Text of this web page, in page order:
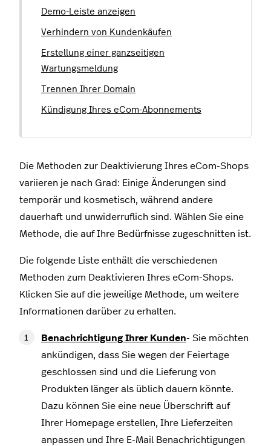
Demo-Leiste anzeigen
Verhindern von Kundenkäufen
Erstellung einer ganzseitigen
Wartungsmeldung
Trennen Ihrer Domain
Kündigung Ihres eCom-Abonnements
Die Methoden zur Deaktivierung Ihres eCom-Shops
variieren je nach Grad: Einige Änderungen sind
temporär und kosmetisch, während andere
dauerhaft und unwiderruflich sind. Wählen Sie eine
Methode, die auf Ihre Bedürfnisse zugeschnitten ist.
Die folgende Liste enthält die verschiedenen
Methoden zum Deaktivieren Ihres eCom-Shops.
Klicken Sie auf die jeweilige Methode, um weitere
Informationen darüber zu erhalten.
Benachrichtigung Ihrer Kunden- Sie möchten
ankündigen, dass Sie wegen der Feiertage
geschlossen sind und die Lieferung von
Produkten länger als üblich dauern könnte.
Dazu können Sie eine neue Überschrift auf
Ihrer Homepage erstellen, Ihre Lieferzeiten
anpassen und Ihre E-Mail Benachrichtigungen